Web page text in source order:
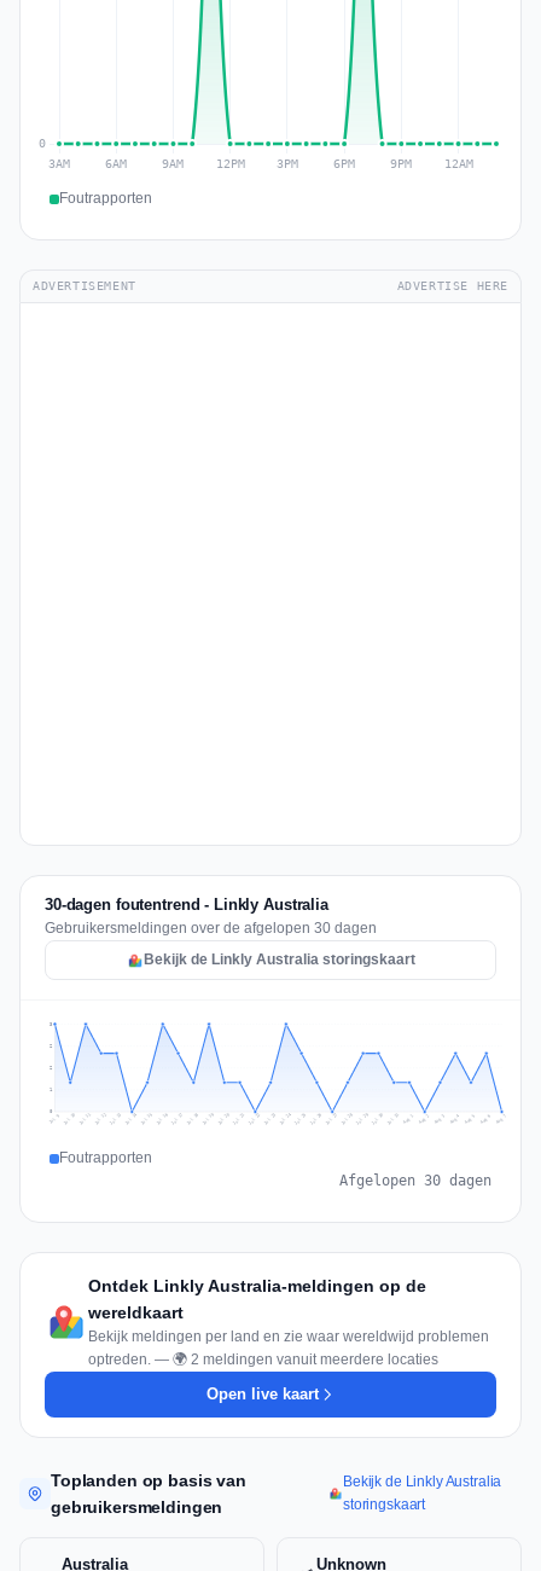
Foutrapporten
ADVERTISEMENT ADVERTISE HERE
30-dagen foutentrend - Linkly Australia
Gebruikersmeldingen over de afgelopen 30 dagen
Bekijk de Linkly Australia storingskaart
1
2
2
3
Jul 9 Jul 10 Jul 11 Jul 12 Jul 13 Jul 14 Jul 15 Jul 16 Jul 17 Jul 18 Jul 19 Jul 20 Jul 21 Jul 22 Jul 23 Jul 24 Jul 25 Jul 26 Jul 27 Jul 28 Jul 29 Jul 30 Jul 31 Aug 1 Aug 2 Aug 3 Aug 4 Aug 5 Aug 6 Aug 7
Foutrapporten
Afgelopen 30 dagen
Ontdek Linkly Australia-meldingen op de
wereldkaart
Bekijk meldingen per land en zie waar wereldwijd problemen
optreden. — 🌍 2 meldingen vanuit meerdere locaties
Open live kaart
Toplanden op basis van
gebruikersmeldingen
Bekijk de Linkly Australia
storingskaart
Australia Unknown